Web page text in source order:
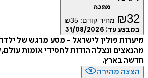
מתנה
₪32 מחיר קודם: ₪35
במבצע עד: 31/08/2026
מיערות פולין לישראל - מסע מרגש של
מהנאצים ונצלה הודות לחסידי אומות
חדשה בארץ.
הצצה מהירה